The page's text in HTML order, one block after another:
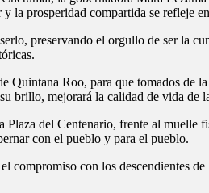
prosperidad compartida se refleje
preservando el orgullo de ser la
Roo, para que tomados de
brillo, mejorará la calidad de vida de
del Centenario, frente al muelle
con el pueblo y para el pueblo.
compromiso con los descendientes